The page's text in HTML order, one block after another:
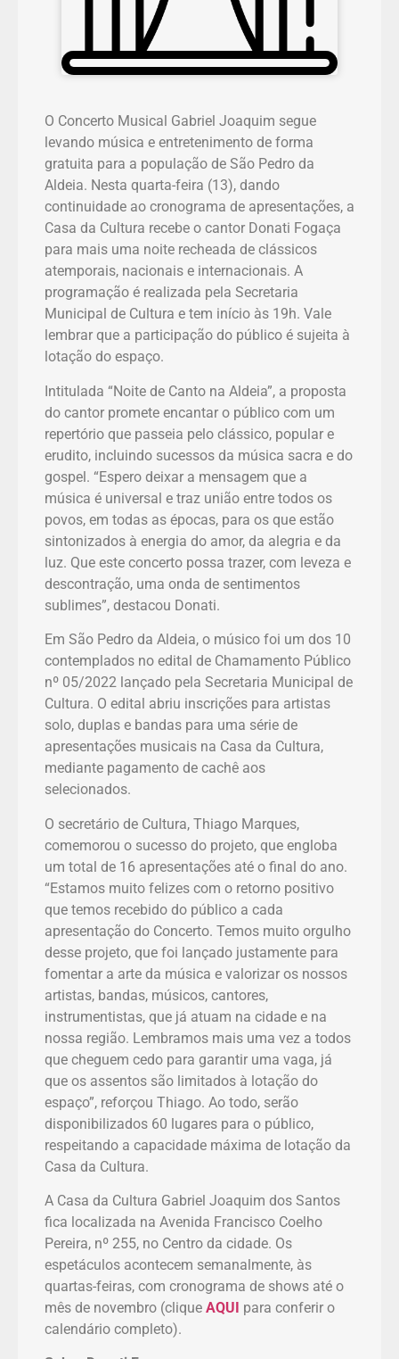
O Concerto Musical Gabriel Joaquim segue
levando música e entretenimento de forma
gratuita para a população de São Pedro da
Aldeia. Nesta quarta-feira (13), dando
continuidade ao cronograma de apresentações, a
Casa da Cultura recebe o cantor Donati Fogaça
para mais uma noite recheada de clássicos
atemporais, nacionais e internacionais. A
programação é realizada pela Secretaria
Municipal de Cultura e tem início às 19h. Vale
lembrar que a participação do público é sujeita à
lotação do espaço.
Intitulada “Noite de Canto na Aldeia”, a proposta
do cantor promete encantar o público com um
repertório que passeia pelo clássico, popular e
erudito, incluindo sucessos da música sacra e do
gospel. “Espero deixar a mensagem que a
música é universal e traz união entre todos os
povos, em todas as épocas, para os que estão
sintonizados à energia do amor, da alegria e da
luz. Que este concerto possa trazer, com leveza e
descontração, uma onda de sentimentos
sublimes”, destacou Donati.
Em São Pedro da Aldeia, o músico foi um dos 10
contemplados no edital de Chamamento Público
nº 05/2022 lançado pela Secretaria Municipal de
Cultura. O edital abriu inscrições para artistas
solo, duplas e bandas para uma série de
apresentações musicais na Casa da Cultura,
mediante pagamento de cachê aos
selecionados.
O secretário de Cultura, Thiago Marques,
comemorou o sucesso do projeto, que engloba
um total de 16 apresentações até o final do ano.
“Estamos muito felizes com o retorno positivo
que temos recebido do público a cada
apresentação do Concerto. Temos muito orgulho
desse projeto, que foi lançado justamente para
fomentar a arte da música e valorizar os nossos
artistas, bandas, músicos, cantores,
instrumentistas, que já atuam na cidade e na
nossa região. Lembramos mais uma vez a todos
que cheguem cedo para garantir uma vaga, já
que os assentos são limitados à lotação do
espaço”, reforçou Thiago. Ao todo, serão
disponibilizados 60 lugares para o público,
respeitando a capacidade máxima de lotação da
Casa da Cultura.
A Casa da Cultura Gabriel Joaquim dos Santos
fica localizada na Avenida Francisco Coelho
Pereira, nº 255, no Centro da cidade. Os
espetáculos acontecem semanalmente, às
quartas-feiras, com cronograma de shows até o
mês de novembro (clique AQUI para conferir o
calendário completo).